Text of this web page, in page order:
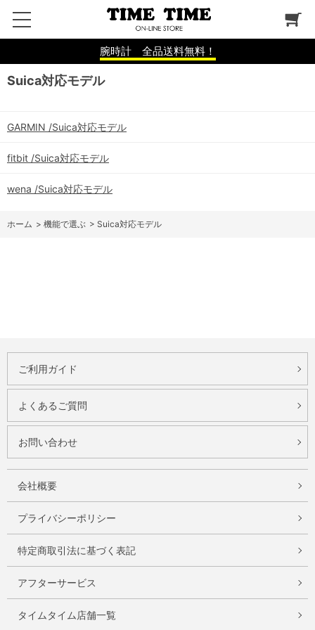
腕時計 全品送料無料！
Suica対応モデル
GARMIN /Suica対応モデル
fitbit /Suica対応モデル
wena /Suica対応モデル
ホーム > 機能で選ぶ > Suica対応モデル
ご利用ガイド
よくあるご質問
お問い合わせ
会社概要
プライバシーポリシー
特定商取引法に基づく表記
アフターサービス
タイムタイム店舗一覧